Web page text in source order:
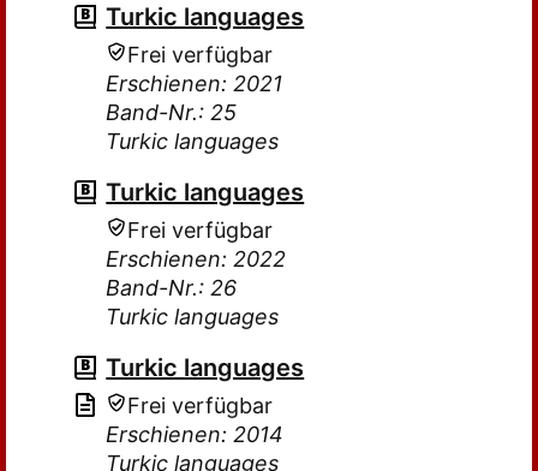
Turkic languages
Frei verfügbar
Erschienen: 2021
Band-Nr.: 25
Turkic languages
Turkic languages
Frei verfügbar
Erschienen: 2022
Band-Nr.: 26
Turkic languages
Turkic languages
Frei verfügbar
Erschienen: 2014
Turkic languages